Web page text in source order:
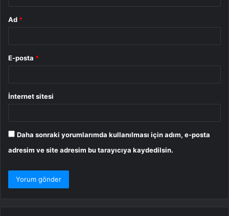
Ad *
E-posta *
İnternet sitesi
Daha sonraki yorumlarımda kullanılması için adım, e-posta
adresim ve site adresim bu tarayıcıya kaydedilsin.